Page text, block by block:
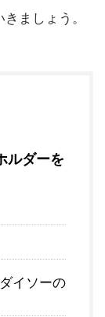
ましょう。
ルダーを
イソーの